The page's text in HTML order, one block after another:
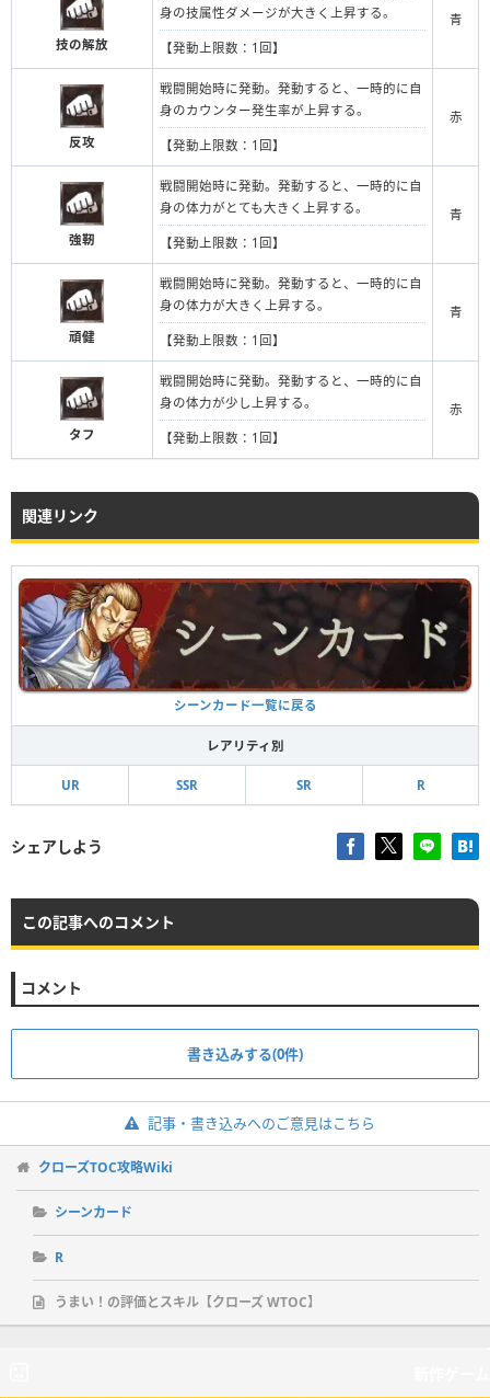
技の解放
身の技属性ダメージが大きく上昇する。
【発動上限数：1回】
青
反攻
戦闘開始時に発動。発動すると、一時的に自
身のカウンター発生率が上昇する。
【発動上限数：1回】
赤
強靭
戦闘開始時に発動。発動すると、一時的に自
身の体力がとても大きく上昇する。
【発動上限数：1回】
青
頑健
戦闘開始時に発動。発動すると、一時的に自
身の体力が大きく上昇する。
【発動上限数：1回】
青
タフ
戦闘開始時に発動。発動すると、一時的に自
身の体力が少し上昇する。
【発動上限数：1回】
赤
関連リンク
シーンカード一覧に戻る
レアリティ別
UR SSR SR R
シェアしよう
この記事へのコメント
コメント
書き込みする(0件)
記事・書き込みへのご意見はこちら
クローズTOC攻略Wiki
シーンカード
R
うまい！の評価とスキル【クローズ WTOC】